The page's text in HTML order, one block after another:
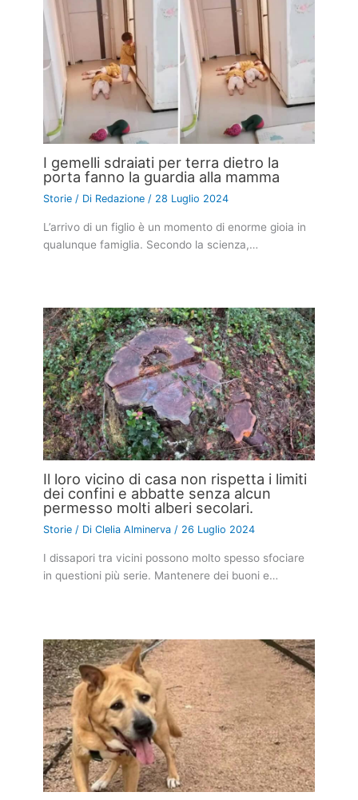
I gemelli sdraiati per terra dietro la
porta fanno la guardia alla mamma
Storie / Di Redazione / 28 Luglio 2024
L’arrivo di un figlio è un momento di enorme gioia in
qualunque famiglia. Secondo la scienza,…
Il loro vicino di casa non rispetta i limiti
dei confini e abbatte senza alcun
permesso molti alberi secolari.
Storie / DiClelia Alminerva/ 26 Luglio 2024
I dissapori tra vicini possono molto spesso sfociare
in questioni più serie. Mantenere dei buoni e…